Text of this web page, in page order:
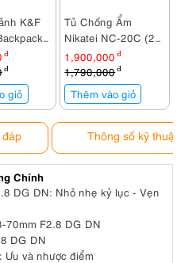
K&F
đ
đ
giỏ
Tủ Chống Ẩm
Nikatei NC-20C (20
lít)
1,900,000 đ
1,790,000đ
Thêm vào giỏ
Thông số kỹ thuật
Chính
DG DN: Nhỏ nhẹ kỷ lục - Vẹn
70mm F2.8 DG DN
DG DN
Ưu và nhược điểm